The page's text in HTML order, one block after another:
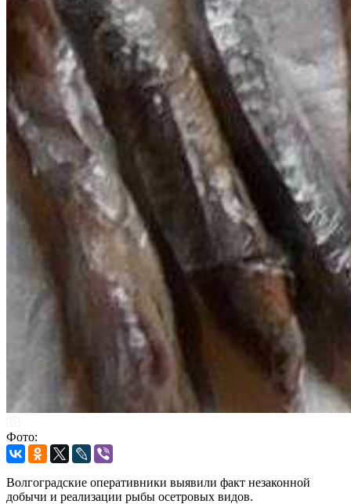
Фото:
Волгоградские оперативники выявили факт незаконной
добычи и реализации рыбы осетровых видов.